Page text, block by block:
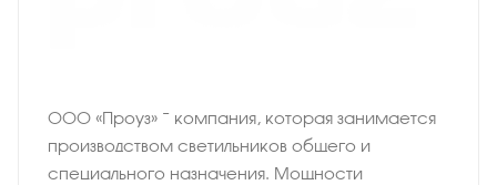
ООО «Проуз» − компания, которая занимается
производством светильников общего и
специального назначения. Мощности